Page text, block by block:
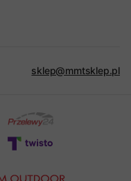
sklep@mmtsklep.pl